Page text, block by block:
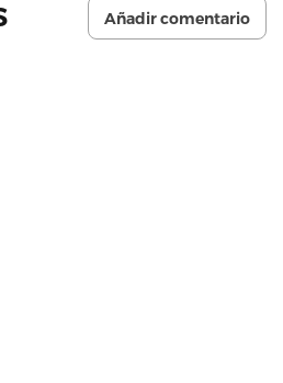
Añadir comentario